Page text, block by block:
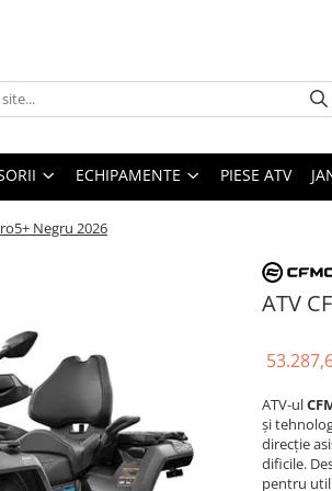
ECHIPAMENTE PIESE ATV
Negru 2026
ATV
ATV-ul
și
direcție
dificile.
pentru